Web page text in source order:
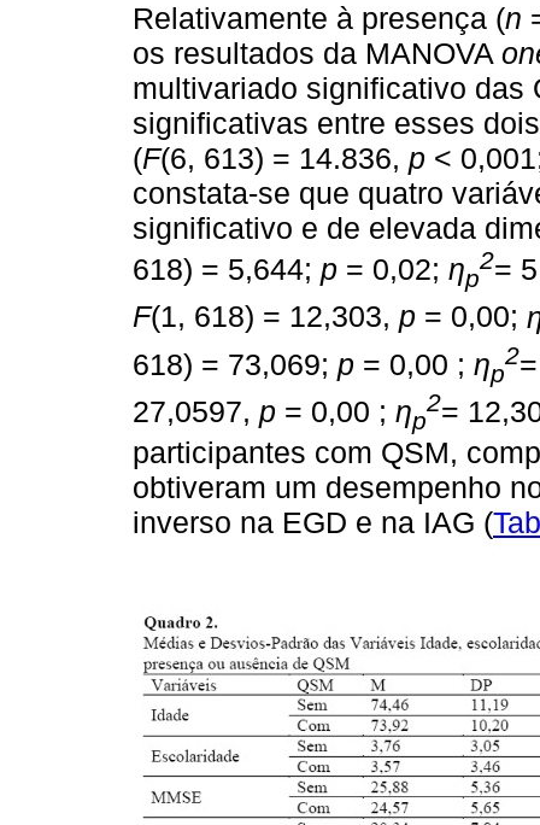
Relativamente à presença (n
os resultados da MANOVA
multivariado significativo das
significativas entre esses
(F(6, 613) = 14.836, p <
constata-se que quatro
significativo e de elevada
618) = 5,644; p = 0,02; ηp
2=
F(1, 618) = 12,303, p = 0,00;
618) = 73,069; p = 0,00 ; ηp
2
27,0597, p = 0,00 ; ηp
2=
participantes com QSM,
obtiveram um desempenho
inverso na EGD e na IAG (